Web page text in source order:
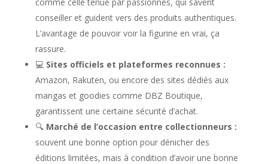
conseiller et guident vers des produits authentiques.
L’avantage de pouvoir voir la figurine en vrai, ça
rassure.
💻 Sites officiels et plateformes reconnues :
Amazon, Rakuten, ou encore des sites dédiés aux
mangas et goodies comme DBZ Boutique,
garantissent une certaine sécurité d’achat.
🔍 Marché de l’occasion entre collectionneurs :
souvent une bonne option pour dénicher des
éditions limitées, mais à condition d’avoir une bonne